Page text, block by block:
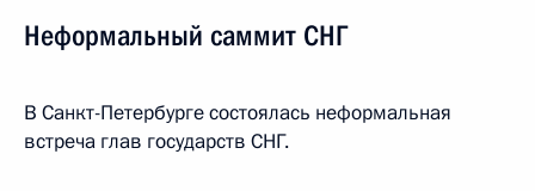
Неформальный саммит СНГ
В Санкт-Петербурге состоялась неформальная
встреча глав государств СНГ.